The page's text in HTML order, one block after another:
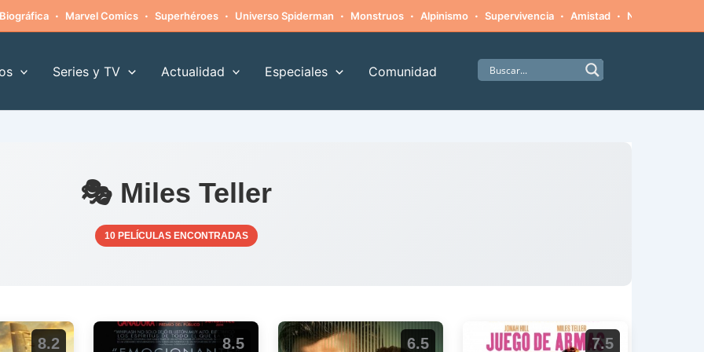
Biográfica · Marvel Comics · Superhéroes · Universo Spiderman · Monstruos · Alpinismo · Supervivencia · Amistad · Naturaleza
Series y TV Actualidad Especiales Comunidad
🎭 Miles Teller
10 PELÍCULAS ENCONTRADAS
8.2 8.5 6.5 7.5